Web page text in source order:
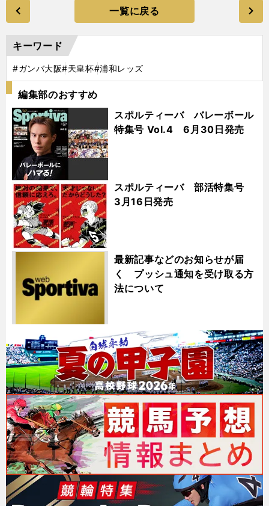
一覧に戻る
キーワード
#ガンバ大阪#天皇杯#浦和レッズ
編集部のおすすめ
スポルティーバ バレーボール
特集号 Vol.4 6月30日発売
スポルティーバ 部活特集号
3月16日発売
最新記事などのお知らせが届
く プッシュ通知を受け取る方
法について